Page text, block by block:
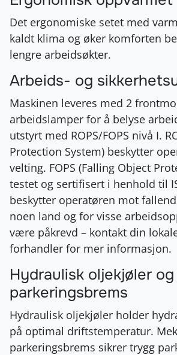
Det ergonomiske setet med
kaldt klima og øker komforten
lengre arbeidsøkter.
Arbeids- og
Maskinen leveres med 2
arbeidslamper for å belyse
utstyrt med ROPS/FOPS nivå I.
Protection System) beskytter
velting. FOPS (Falling Object
testet og sertifisert i henhold til
beskytter operatøren mot
noen land og for visse
være påkrevd – kontakt din
forhandler for mer informasjon.
Hydraulisk oljekjøler
parkeringsbrems
Hydraulisk oljekjøler holder
på optimal driftstemperatur.
parkeringsbrems sikrer trygg